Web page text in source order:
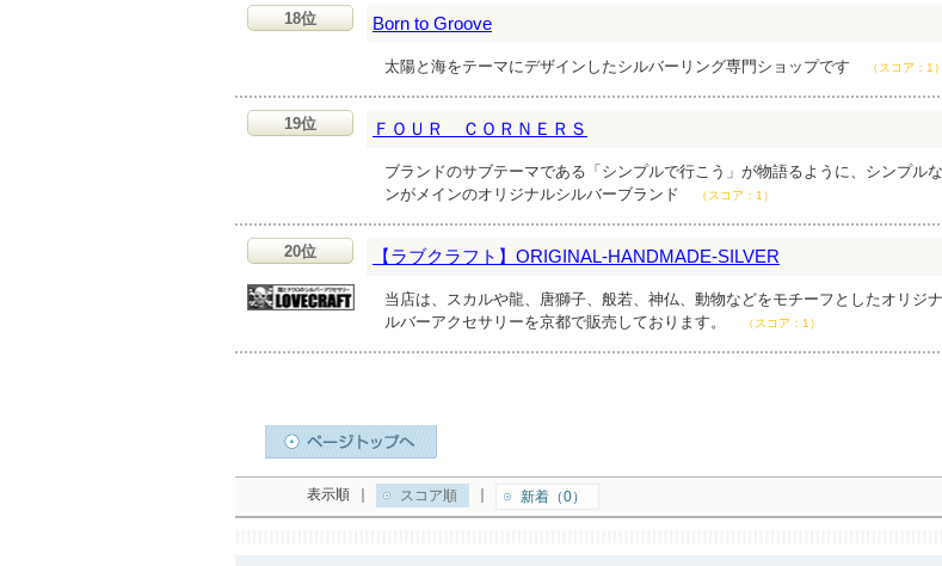
18位 Born to Groove
太陽と海をテーマにデザインしたシルバーリング専門ショップです （スコア：1）
19位 ＦＯＵＲ ＣＯＲＮＥＲＳ
ブランドのサブテーマである「シンプルで行こう」が物語るように、シンプル
ンがメインのオリジナルシルバーブランド
（スコア：1）
20位 【ラブクラフト】ORIGINAL-HANDMADE-SILVER
当店は、スカルや龍、唐獅子、般若、神仏、動物などをモチーフとしたオリジ
ルバーアクセサリーを京都で販売しております。
（スコア：1）
表示順 ｜ スコア順 ｜ 新着（0）